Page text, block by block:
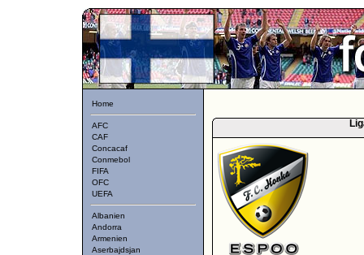
Home
AFC
CAF
Concacaf
Conmebol
FIFA
OFC
UEFA
Albanien
Andorra
Armenien
Aserbajdsjan